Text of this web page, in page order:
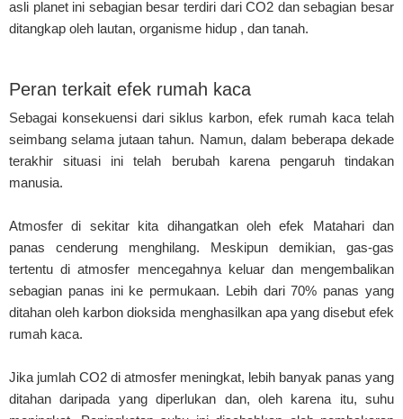
asli planet ini sebagian besar terdiri dari CO2 dan sebagian besar
ditangkap oleh lautan, organisme hidup , dan tanah.
Peran terkait efek rumah kaca
Sebagai konsekuensi dari siklus karbon, efek rumah kaca telah
seimbang selama jutaan tahun. Namun, dalam beberapa dekade
terakhir situasi ini telah berubah karena pengaruh tindakan
manusia.
Atmosfer di sekitar kita dihangatkan oleh efek Matahari dan
panas cenderung menghilang. Meskipun demikian, gas-gas
tertentu di atmosfer mencegahnya keluar dan mengembalikan
sebagian panas ini ke permukaan. Lebih dari 70% panas yang
ditahan oleh karbon dioksida menghasilkan apa yang disebut efek
rumah kaca.
Jika jumlah CO2 di atmosfer meningkat, lebih banyak panas yang
ditahan daripada yang diperlukan dan, oleh karena itu, suhu